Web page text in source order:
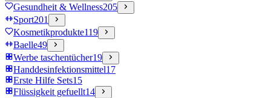
Gesundheit & Wellness205
Sport201
Kosmetikprodukte119
Baelle49
Werbe taschentücher19
Handdesinfektionsmittel17
Erste Hilfe Sets15
Flüssigkeit gefuellt14